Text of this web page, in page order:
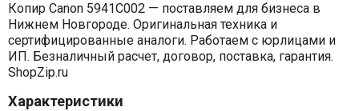
Копир Canon 5941C002 — поставляем для бизнеса в
Нижнем Новгороде. Оригинальная техника и
сертифицированные аналоги. Работаем с юрлицами и
ИП. Безналичный расчет, договор, поставка, гарантия.
ShopZip.ru
Характеристики